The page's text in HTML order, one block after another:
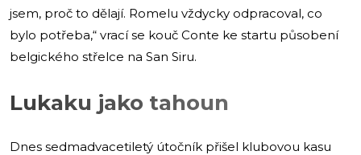
jsem, proč to dělají. Romelu vždycky odpracoval, co
bylo potřeba,“ vrací se kouč Conte ke startu působení
belgického střelce na San Siru.
Lukaku jako tahoun
Dnes sedmadvacetiletý útočník přišel klubovou kasu